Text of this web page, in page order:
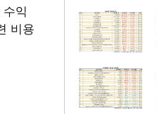
익
비용